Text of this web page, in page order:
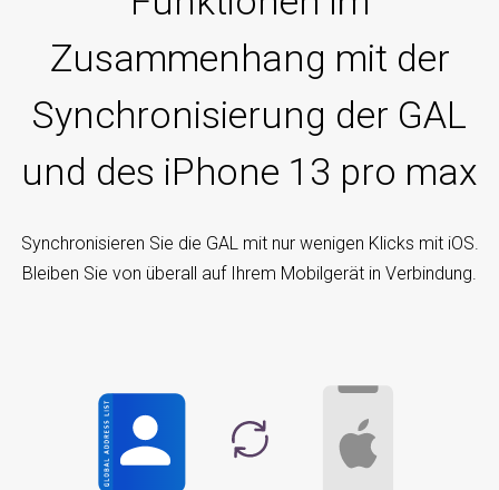
Zusammenhang mit der
Synchronisierung der GAL
und des iPhone 13 pro max
Synchronisieren Sie die GAL mit nur wenigen Klicks mit iOS.
Bleiben Sie von überall auf Ihrem Mobilgerät in Verbindung.